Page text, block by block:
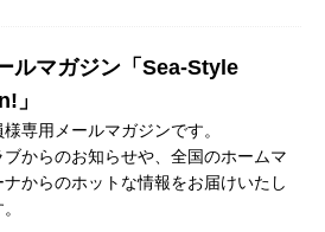
ルマガジン「Sea-Style
」
様専用メールマガジンです。
ブからのお知らせや、全国のホームマ
ナからのホットな情報をお届けいたし